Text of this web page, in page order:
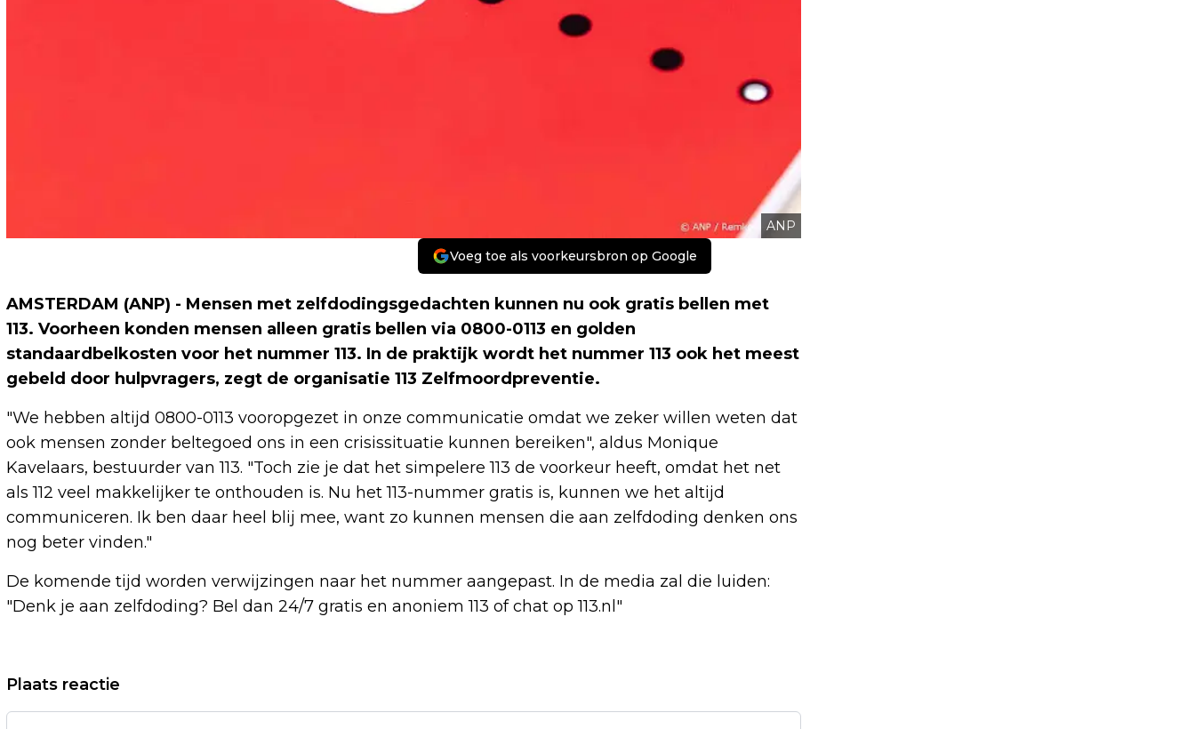
ANP
Voeg toe als voorkeursbron op Google
AMSTERDAM (ANP) - Mensen met zelfdodingsgedachten kunnen nu ook gratis bellen met
113. Voorheen konden mensen alleen gratis bellen via 0800-0113 en golden
standaardbelkosten voor het nummer 113. In de praktijk wordt het nummer 113 ook het meest
gebeld door hulpvragers, zegt de organisatie 113 Zelfmoordpreventie.
"We hebben altijd 0800-0113 vooropgezet in onze communicatie omdat we zeker willen weten dat
ook mensen zonder beltegoed ons in een crisissituatie kunnen bereiken", aldus Monique
Kavelaars, bestuurder van 113. "Toch zie je dat het simpelere 113 de voorkeur heeft, omdat het net
als 112 veel makkelijker te onthouden is. Nu het 113-nummer gratis is, kunnen we het altijd
communiceren. Ik ben daar heel blij mee, want zo kunnen mensen die aan zelfdoding denken ons
nog beter vinden."
De komende tijd worden verwijzingen naar het nummer aangepast. In de media zal die luiden:
"Denk je aan zelfdoding? Bel dan 24/7 gratis en anoniem 113 of chat op 113.nl"
Vorig artikel
GEZIN GERARD EKDOM TROTS OP
AEX-INDEX BEËINDIGT BEURSWEEK OP
Plaats reactie